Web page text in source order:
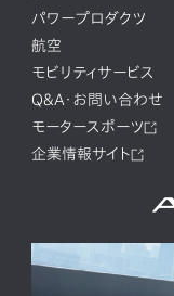
パワープロダクツ
航空
モビリティサービス
Q&A・お問い合わせ
モータースポーツ
企業情報サイト